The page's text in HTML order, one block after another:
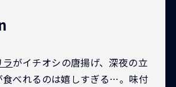
がイチオシの唐揚げ、深夜の立
食べれるのは嬉しすぎる…。味付